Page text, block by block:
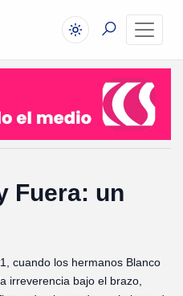
Fuera: un
cuando los hermanos Blanco
irreverencia bajo el brazo,